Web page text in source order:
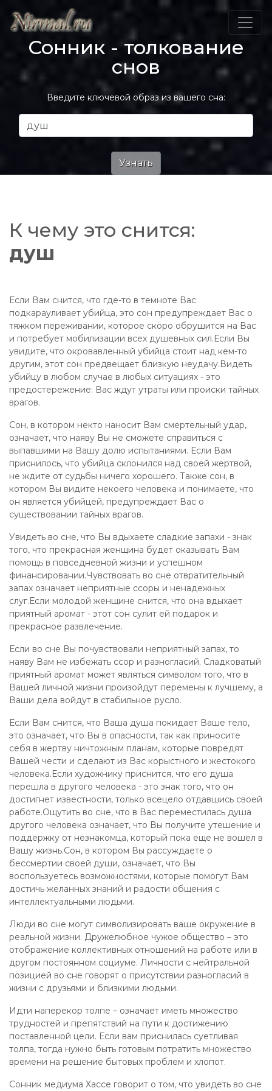
Сонник - толкование
снов
Введите ключевой образ из вашего сна:
К чему это снится:
душ
Если Вам снится, что где-то в темноте Вас
подкарауливает убийца, это сон предупреждает Вас о
тяжком переживании, которое скоро обрушится на Вас
и потребует мобилизации всех душевных сил.Если Вы
увидите, что окровавленный убийца стоит над кем-то
другим, этот сон предвещает близкую неудачу.Видеть
убийцу в любом случае в любых ситуациях - это
предостережение: Вас ждут утраты или происки тайных
врагов.
Сон, в котором некто наносит Вам смертельный удар,
означает, что наяву Вы не сможете справиться с
выпавшими на Вашу долю испытаниями. Если Вам
приснилось, что убийца склонился над своей жертвой,
не ждите от судьбы ничего хорошего. Также сон, в
котором Вы видите некоего человека и понимаете, что
он является убийцей, предупреждает Вас о
существовании тайных врагов.
Увидеть во сне, что Вы вдыхаете сладкие запахи - знак
того, что прекрасная женщина будет оказывать Вам
помощь в повседневной жизни и успешном
финансировании.Чувствовать во сне отвратительный
запах означает неприятные ссоры и ненадежных
слуг.Если молодой женщине снится, что она вдыхает
приятный аромат - этот сон сулит ей подарок и
прекрасное развлечение.
Если во сне Вы почувствовали неприятный запах, то
наяву Вам не избежать ссор и разногласий. Сладковатый
приятный аромат может являться символом того, что в
Вашей личной жизни произойдут перемены к лучшему, а
Ваши дела войдут в стабильное русло.
Если Вам снится, что Ваша душа покидает Ваше тело,
это означает, что Вы в опасности, так как приносите
себя в жертву ничтожным планам, которые повредят
Вашей чести и сделают из Вас корыстного и жестокого
человека.Если художнику приснится, что его душа
перешла в другого человека - это знак того, что он
достигнет известности, только всецело отдавшись своей
работе.Ощутить во сне, что в Вас переместилась душа
другого человека означает, что Вы получите утешение и
поддержку от незнакомца, который пока еще не вошел в
Вашу жизнь.Сон, в котором Вы рассуждаете о
бессмертии своей души, означает, что Вы
воспользуетесь возможностями, которые помогут Вам
достичь желанных знаний и радости общения с
интеллектуальными людьми.
Люди во сне могут символизировать ваше окружение в
реальной жизни. Дружелюбное чужое общество – это
отображение коллективных отношений на работе или в
другом постоянном социуме. Личности с нейтральной
позицией во сне говорят о присутствии разногласий в
жизни с друзьями и близкими людьми.
Идти наперекор толпе – означает иметь множество
трудностей и препятствий на пути к достижению
поставленной цели. Если вам приснилась суетливая
толпа, тогда нужно быть готовым потратить множество
времени на решение бытовых проблем и хлопот.
Сонник медиума Хассе говорит о том, что увидеть во сне